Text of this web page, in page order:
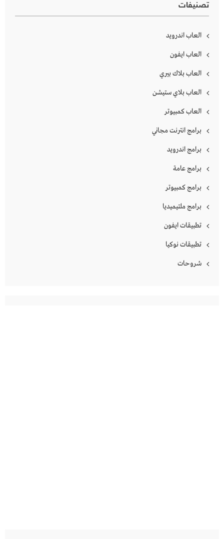
تصنيفات
العاب اندرويد
العاب ايفون
العاب بلاك بيري
العاب بلاي ستيشن
العاب كمبيوتر
برامج انترنت مجاني
برامج اندرويد
برامج عامة
برامج كمبيوتر
برامج ملتيميديا
تطبيقات ايفون
تطبيقات نوكيا
شروحات